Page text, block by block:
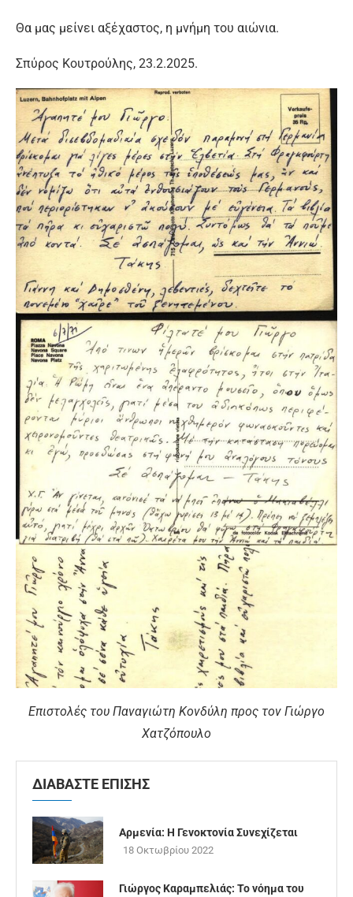
Θα μας μείνει αξέχαστος, η μνήμη του αιώνια.
Σπύρος Κουτρούλης, 23.2.2025.
Επιστολές του Παναγιώτη Κονδύλη προς τον Γιώργο
Χατζόπουλο
ΔΙΑΒΑΣΤΕ ΕΠΙΣΗΣ
Αρμενία: Η Γενοκτονία Συνεχίζεται
18 Οκτωβρίου 2022
Γιώργος Καραμπελιάς: Το νόημα του